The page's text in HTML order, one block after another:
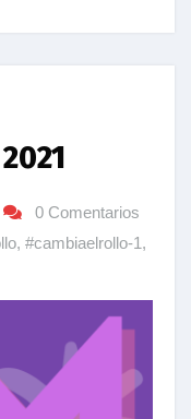
0 Comentarios
, #cambiaelrollo-1 ,